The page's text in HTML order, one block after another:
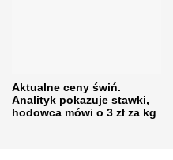
Aktualne ceny świń.
Analityk pokazuje stawki,
hodowca mówi o 3 zł za kg